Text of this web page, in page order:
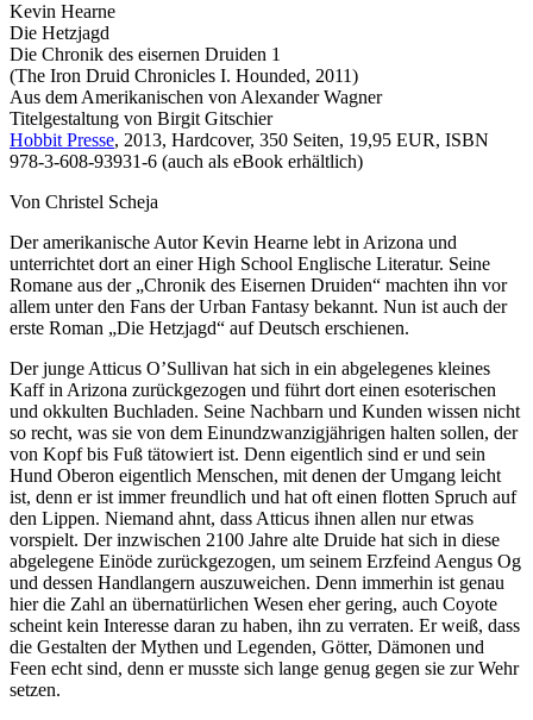
Kevin Hearne
Die Hetzjagd
Die Chronik des eisernen Druiden 1
(The Iron Druid Chronicles I. Hounded, 2011)
Aus dem Amerikanischen von Alexander Wagner
Titelgestaltung von Birgit Gitschier
Hobbit Presse, 2013, Hardcover, 350 Seiten, 19,95 EUR, ISBN
978-3-608-93931-6 (auch als eBook erhältlich)
Von Christel Scheja
Der amerikanische Autor Kevin Hearne lebt in Arizona und
unterrichtet dort an einer High School Englische Literatur. Seine
Romane aus der „Chronik des Eisernen Druiden“ machten ihn vor
allem unter den Fans der Urban Fantasy bekannt. Nun ist auch der
erste Roman „Die Hetzjagd“ auf Deutsch erschienen.
Der junge Atticus O’Sullivan hat sich in ein abgelegenes kleines
Kaff in Arizona zurückgezogen und führt dort einen esoterischen
und okkulten Buchladen. Seine Nachbarn und Kunden wissen nicht
so recht, was sie von dem Einundzwanzigjährigen halten sollen, der
von Kopf bis Fuß tätowiert ist. Denn eigentlich sind er und sein
Hund Oberon eigentlich Menschen, mit denen der Umgang leicht
ist, denn er ist immer freundlich und hat oft einen flotten Spruch auf
den Lippen. Niemand ahnt, dass Atticus ihnen allen nur etwas
vorspielt. Der inzwischen 2100 Jahre alte Druide hat sich in diese
abgelegene Einöde zurückgezogen, um seinem Erzfeind Aengus Og
und dessen Handlangern auszuweichen. Denn immerhin ist genau
hier die Zahl an übernatürlichen Wesen eher gering, auch Coyote
scheint kein Interesse daran zu haben, ihn zu verraten. Er weiß, dass
die Gestalten der Mythen und Legenden, Götter, Dämonen und
Feen echt sind, denn er musste sich lange genug gegen sie zur Wehr
setzen.